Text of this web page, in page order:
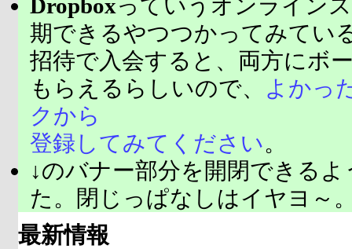
Dropboxっていうオンライン
期できるやつつかってみてい
招待で入会すると、両方にボ
もらえるらしいので、
よかっ
クから
登録してみてください。
↓のバナー部分を開閉できる
た。閉じっぱなしはイヤヨ～
最新情報